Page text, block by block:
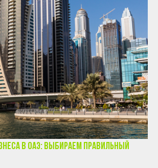
в ОАЭ: Выбираем правильный